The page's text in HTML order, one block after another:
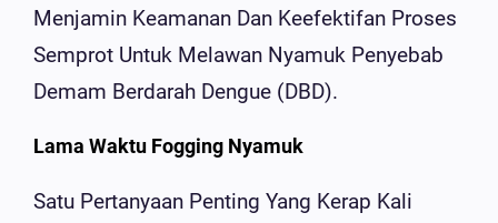
Menjamin Keamanan Dan Keefektifan Proses
Semprot Untuk Melawan Nyamuk Penyebab
Demam Berdarah Dengue (DBD).
Lama Waktu Fogging Nyamuk
Satu Pertanyaan Penting Yang Kerap Kali